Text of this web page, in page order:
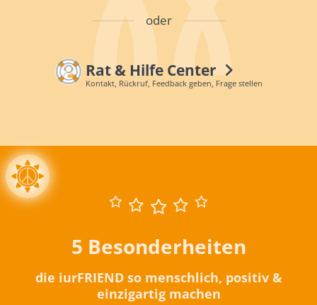
oder
Rat & Hilfe Center
Kontakt, Rückruf, Feedback geben, Frage stellen
5 Besonderheiten
die iurFRIEND so menschlich, positiv &
einzigartig machen